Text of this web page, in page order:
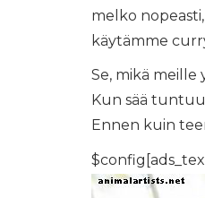
melko
käytämme
Se, mikä
Kun sää
Ennen kuin